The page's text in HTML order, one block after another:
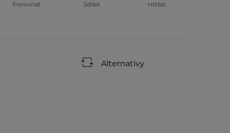
Porovnat Sdílet Hlídat
Alternativy